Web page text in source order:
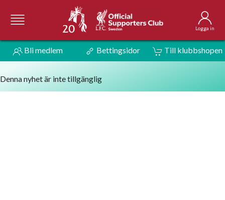
Logga in
Bli medlem Bettingsidor Till klubbshopen
Denna nyhet är inte tillgänglig